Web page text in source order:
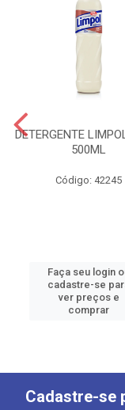
DETERGENTE
500ML
Código: 42245
Faça seu login
cadastre-se
ver preços e
comprar
Cadastre-se